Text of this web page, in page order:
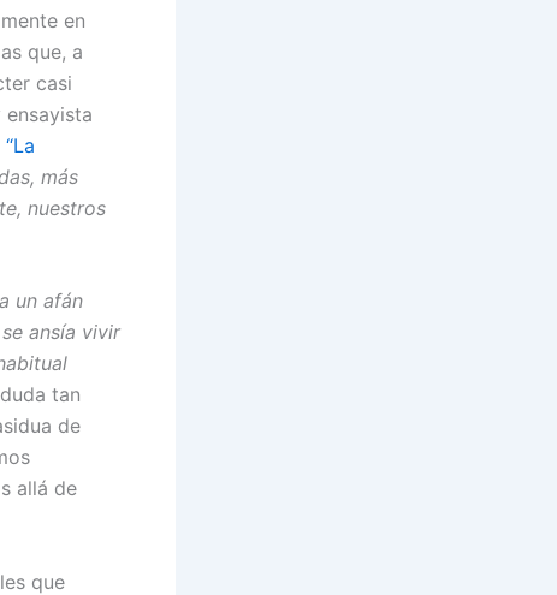
en
que, a
casi
“La
más
nuestros
un afán
ansía vivir
tan
de
allá de
que